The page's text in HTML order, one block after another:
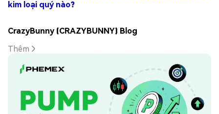
kim loại quý nào?
CrazyBunny (CRAZYBUNNY) Blog
Thêm